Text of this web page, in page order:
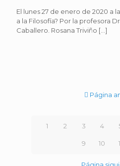
El lunes 27 de enero de 2020 a
a la Filosofía? Por la profesora
Caballero. Rosana Triviño […]
Página
1 2 3 4
9 10
Página